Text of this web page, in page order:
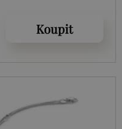
Koupit